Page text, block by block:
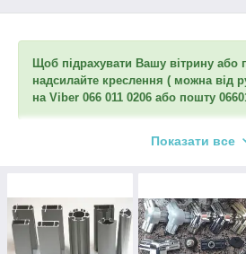
Щоб підрахувати Вашу вітрину або
надсилайте креслення ( можна від
на Viber 066 011 0206 або пошту
Профіль можливо придбати від 1
Показати все